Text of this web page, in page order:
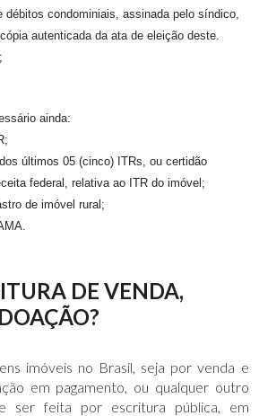
débitos condominiais, assinada pelo síndico,
autenticada da ata de eleição deste.
ainda:
últimos 05 (cinco) ITRs, ou certidão
federal, relativa ao ITR do imóvel;
de imóvel rural;
DE VENDA,
imóveis no Brasil, seja por venda e
em pagamento, ou qualquer outro
ser feita por escritura pública, em